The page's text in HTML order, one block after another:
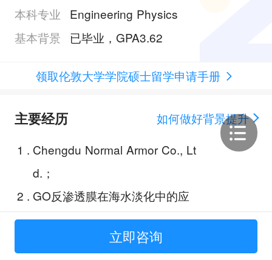
本科专业
Engineering Physics
基本背景
已毕业，GPA3.62
领取伦敦大学学院硕士留学申请手册
主要经历
如何做好背景提升
1 . Chengdu Normal Armor Co., Lt
d.；
2 . GO反渗透膜在海水淡化中的应
用；
玻璃材料项目的同位分子动力学模
立即咨询